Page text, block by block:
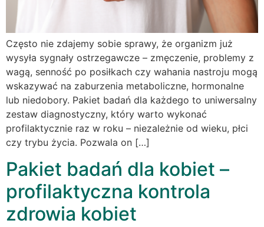
Często nie zdajemy sobie sprawy, że organizm już
wysyła sygnały ostrzegawcze – zmęczenie, problemy z
wagą, senność po posiłkach czy wahania nastroju mogą
wskazywać na zaburzenia metaboliczne, hormonalne
lub niedobory. Pakiet badań dla każdego to uniwersalny
zestaw diagnostyczny, który warto wykonać
profilaktycznie raz w roku – niezależnie od wieku, płci
czy trybu życia. Pozwala on […]
Pakiet badań dla kobiet –
profilaktyczna kontrola
zdrowia kobiet